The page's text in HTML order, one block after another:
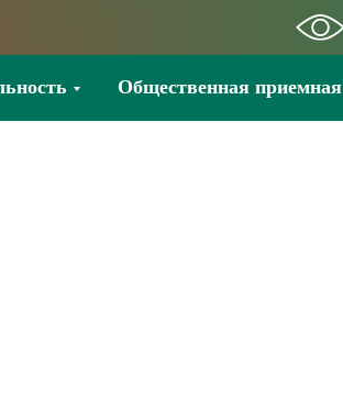
Общественная приемная